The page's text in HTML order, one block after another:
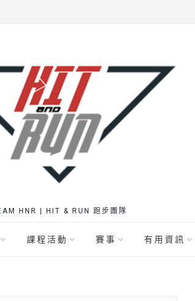
HNR | HIT & RUN 跑步團隊
課程活動 賽事 有用資訊